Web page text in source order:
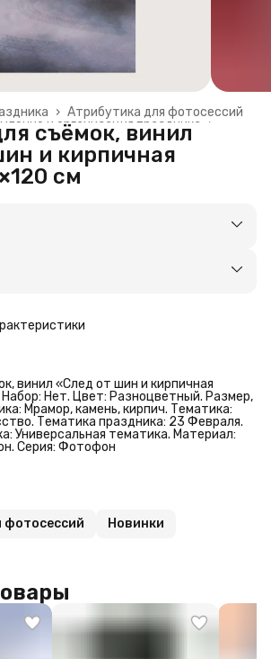
Атрибутика для фотосессий
›
и организация праздника
›
съёмок, винил
и кирпичная
см
винил «След от шин и кирпичная
Нет. Цвет: Разноцветный. Размер,
Мрамор, камень, кирпич. Тематика:
Тематика праздника: 23 Февраля.
Универсальная тематика. Материал:
Серия: Фотофон
фотосессий Новинки